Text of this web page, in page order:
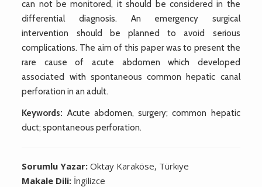
can not be monitored, it should be considered in the
differential diagnosis. An emergency surgical
intervention should be planned to avoid serious
complications. The aim of this paper was to present the
rare cause of acute abdomen which developed
associated with spontaneous common hepatic canal
perforation in an adult.
Keywords: Acute abdomen, surgery; common hepatic
duct; spontaneous perforation.
Sorumlu Yazar:Oktay Karaköse, Türkiye
Makale Dili: İngilizce